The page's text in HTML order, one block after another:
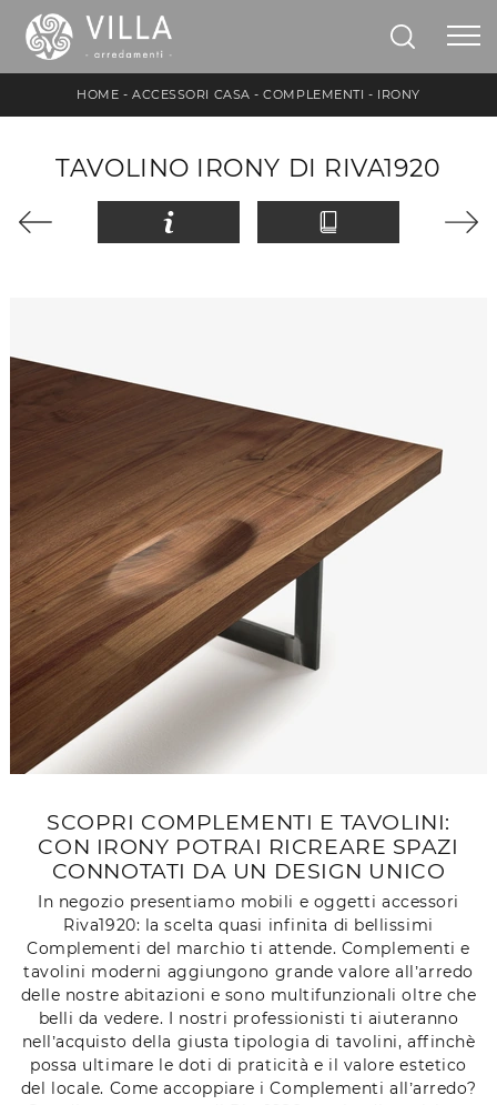
HOME - ACCESSORI CASA -COMPLEMENTI - IRONY
TAVOLINO IRONY DI RIVA1920
SCOPRI COMPLEMENTI E TAVOLINI:
CON IRONY POTRAI RICREARE SPAZI
CONNOTATI DA UN DESIGN UNICO
In negozio presentiamo mobili e oggetti accessori
Riva1920: la scelta quasi infinita di bellissimi
Complementi del marchio ti attende. Complementi e
tavolini moderni aggiungono grande valore all’arredo
delle nostre abitazioni e sono multifunzionali oltre che
belli da vedere. I nostri professionisti ti aiuteranno
nell’acquisto della giusta tipologia di tavolini, affinchè
possa ultimare le doti di praticità e il valore estetico
del locale. Come accoppiare i Complementi all’arredo?